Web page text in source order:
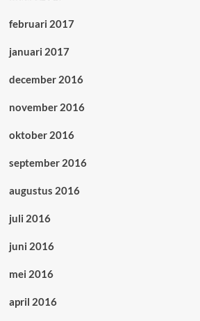
februari 2017
januari 2017
december 2016
november 2016
oktober 2016
september 2016
augustus 2016
juli 2016
juni 2016
mei 2016
april 2016